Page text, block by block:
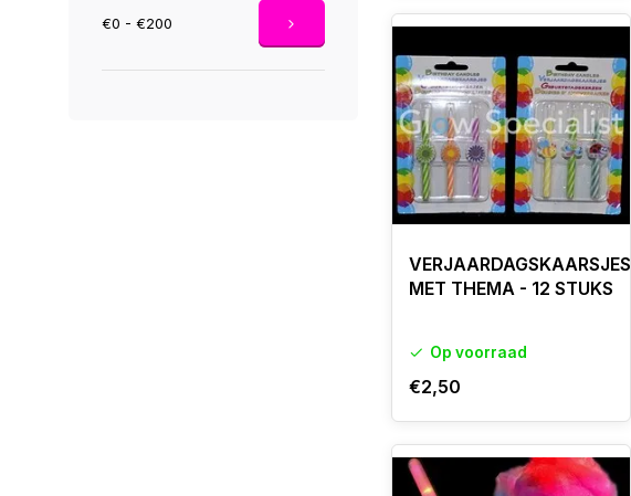
€0 - €200
VERJAARDAGSKAARSJES
MET THEMA - 12 STUKS
Op voorraad
€2,50